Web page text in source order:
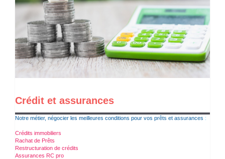
Crédit et assurances
Notre métier, négocier les meilleures conditions pour vos prêts et assurances :
Crédits immobiliers
Rachat de Prêts
Restructuration de crédits
Assurances RC pro